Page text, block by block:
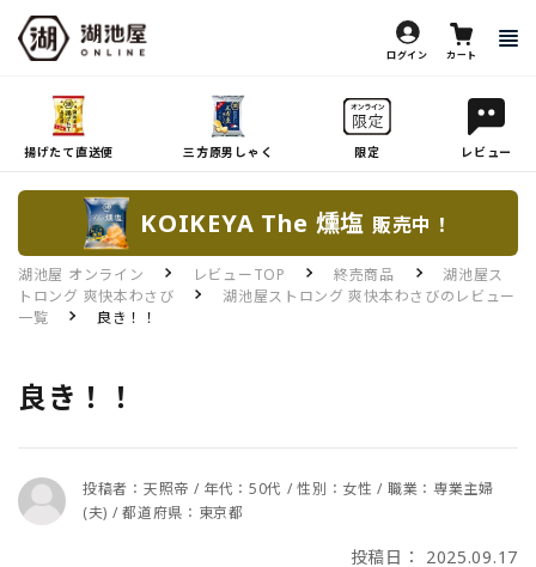
ログイン カート
揚げたて直送便 三方原男しゃく 限定 レビュー
KOIKEYA The 燻塩 販売中！
湖池屋 オンライン レビューTOP 終売商品
湖池屋ス
トロング 爽快本わさび
湖池屋ストロング 爽快本わさびのレビュー
一覧
良き！！
良き！！
投稿者：天照帝 / 年代：50代 / 性別：女性 / 職業：専業主婦
(夫) / 都道府県：東京都
投稿日： 2025.09.17